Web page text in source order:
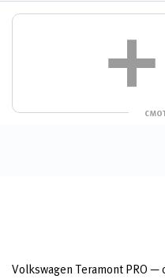
Volkswagen Teramont PRO —